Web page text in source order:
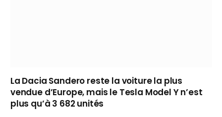
La Dacia Sandero reste la voiture la plus
vendue d’Europe, mais le Tesla Model Y n’est
plus qu’à 3 682 unités